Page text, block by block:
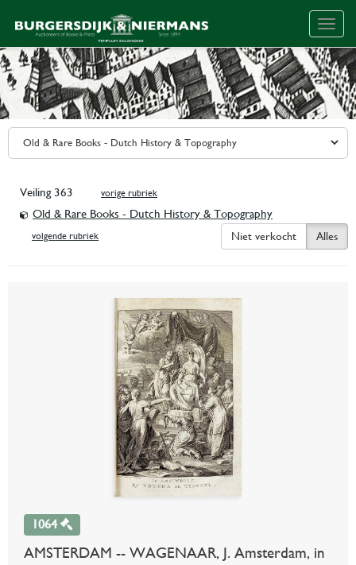
Veiling 363 vorige rubriek
Old & Rare Books - Dutch History & Topography
volgende rubriek Niet verkocht Alles
1064
AMSTERDAM -- WAGENAAR, J. Amsterdam, in